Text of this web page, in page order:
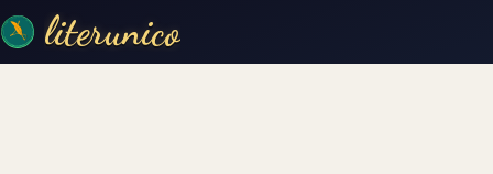
literunico